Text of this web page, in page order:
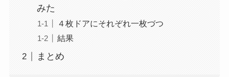
みた
４枚ドアにそれぞれ一枚づつ
結果
まとめ